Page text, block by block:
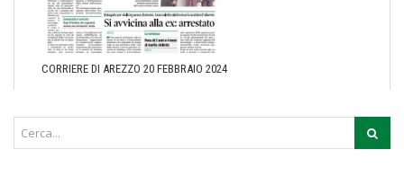
CORRIERE DI AREZZO 20 FEBBRAIO 2024